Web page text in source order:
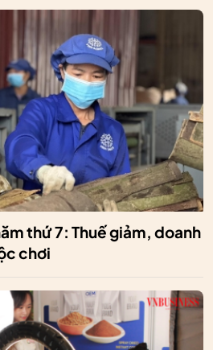
thứ 7: Thuế giảm, doanh
chơi